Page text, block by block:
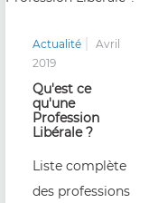
Actualité
Avril
2019
Qu'est ce
qu'une
Profession
Libérale ?
Liste complète
des professions